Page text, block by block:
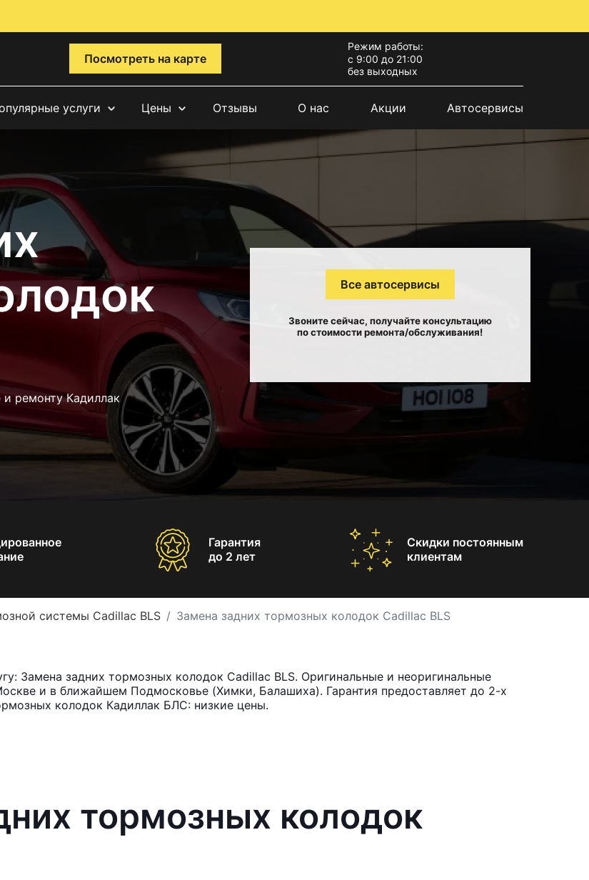
Посмотреть на карте
Режим работы:
с 9:00 до 21:00
без выходных
услуги Цены Отзывы О нас Акции Автосервисы
ремонту Кадиллак
Все автосервисы
Звоните сейчас, получайте консультацию
по стоимости ремонта/обслуживания!
Гарантия
до 2 лет
Скидки постоянным
клиентам
системы Cadillac BLS Замена задних тормозных колодок Cadillac BLS
Замена задних тормозных колодок Cadillac BLS. Оригинальные и неоригинальные
и в ближайшем Подмосковье (Химки, Балашиха). Гарантия предоставляет до 2-х
колодок Кадиллак БЛС: низкие цены.
тормозных колодок